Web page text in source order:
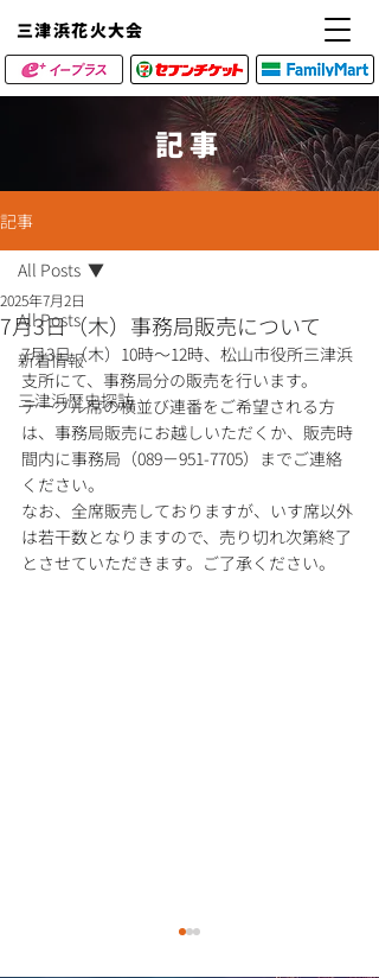
​三津浜花火大会
記事
記事
All Posts
新着情報
三津浜歴史探訪
All Posts
7月3日（木）事務局販売について
2025年7月2日
7月3日（木）10時～12時、松山市役所三津浜
支所にて、事務局分の販売を行います。
テーブル席の横並び連番をご希望される方
は、事務局販売にお越しいただくか、販売時
間内に事務局（089－951-7705）までご連絡
ください。
なお、全席販売しておりますが、いす席以外
は若干数となりますので、売り切れ次第終了
とさせていただきます。ご了承ください。